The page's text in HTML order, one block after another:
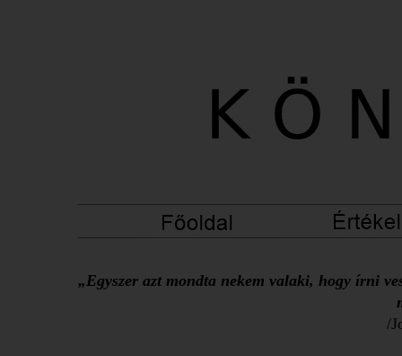
„Egyszer azt mondta nekem valaki, hogy írni
/